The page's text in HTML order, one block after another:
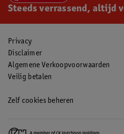
Steeds verrassend, altijd
Privacy
Disclaimer
Algemene Verkoopvoorwaarden
Veilig betalen
Zelf cookies beheren